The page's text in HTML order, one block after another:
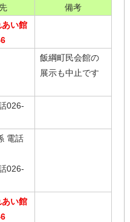
備考
あい館
飯綱町民会館の
展示も中止です
026-
電話
026-
あい館